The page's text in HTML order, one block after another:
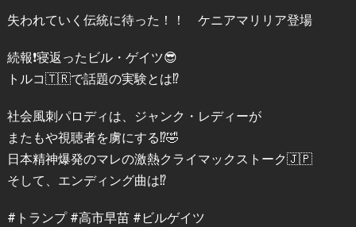
失われていく伝統に待った！！ ケニアマリリア登場
続報❗️寝返ったビル・ゲイツ😎
トルコ🇹🇷で話題の実験とは⁉️
社会風刺パロディは、ジャンク・レディーが
またもや視聴者を虜にする⁉️🤣
日本精神爆発のマレの激熱クライマックストーク🇯🇵
そして、エンディング曲は⁉️
#トランプ #高市早苗 #ビルゲイツ